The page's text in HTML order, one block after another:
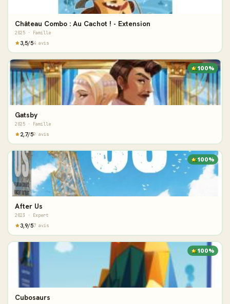
Château Combo : Au Cachot ! - Extension
2025 · Famille
3,5/54 avis
100%
Gatsby
2025 · Famille
2,7/59 avis
100%
After Us
2023 · Expert
3,9/57 avis
100%
Cubosaurs